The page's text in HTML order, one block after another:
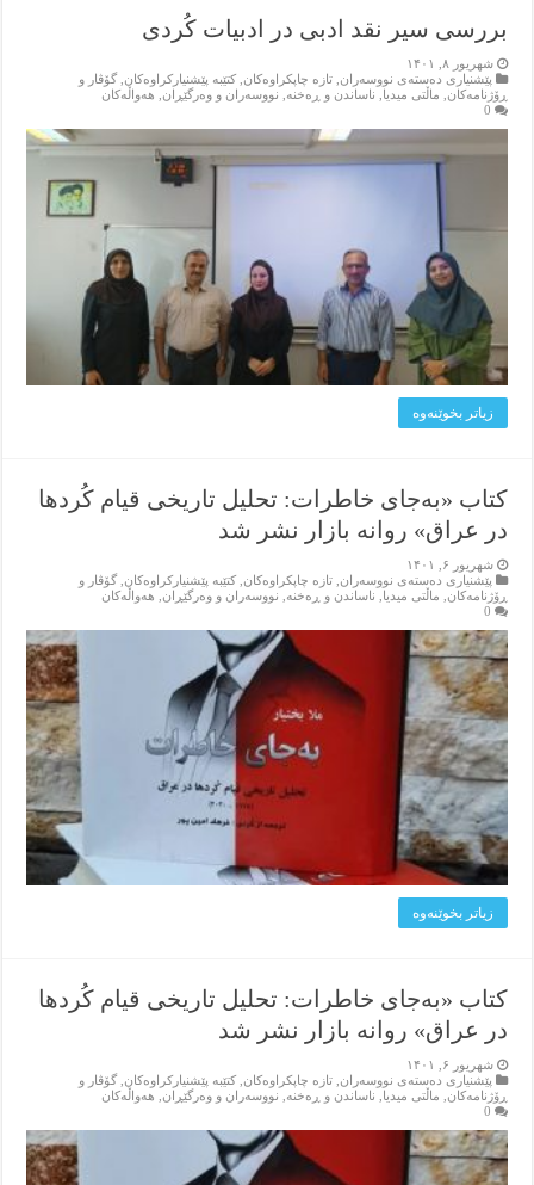
بررسی سیر نقد ادبی در ادبیات کُردی
شهریور ۸, ۱۴۰۱
پێشنیاری ده‌سته‌ی نووسه‌ران ,تازه‌ چاپکراوه‌کان ,کتێبه‌ پێشنیارکراوه‌کان ,گۆڤار و
ڕۆژنامه‌کان
ماڵتی میدیا ناساندن و ڕه‌خنه‌ نووسه‌ران و وه‌رگێڕان
هه‌واڵه‌کان
0
زیاتر بخوێنه‌وه‌
کتاب «بەجای خاطرات: تحلیل تاریخی قیام کُردها
در عراق» روانه بازار نشر شد
شهریور ۶, ۱۴۰۱
پێشنیاری ده‌سته‌ی نووسه‌ران ,تازه‌ چاپکراوه‌کان ,کتێبه‌ پێشنیارکراوه‌کان ,گۆڤار و
ڕۆژنامه‌کان
ماڵتی میدیا ناساندن و ڕه‌خنه‌ نووسه‌ران و وه‌رگێڕان
هه‌واڵه‌کان
0
زیاتر بخوێنه‌وه‌
کتاب «بەجای خاطرات: تحلیل تاریخی قیام کُردها
در عراق» روانه بازار نشر شد
شهریور ۶, ۱۴۰۱
پێشنیاری ده‌سته‌ی نووسه‌ران,تازه‌ چاپکراوه‌کان,کتێبه‌ پێشنیارکراوه‌کان,گۆڤار و
ڕۆژنامه‌کان, ماڵتی میدیا, ناساندن و ڕه‌خنه‌, نووسه‌ران و وه‌رگێڕان, هه‌واڵه‌کان
0